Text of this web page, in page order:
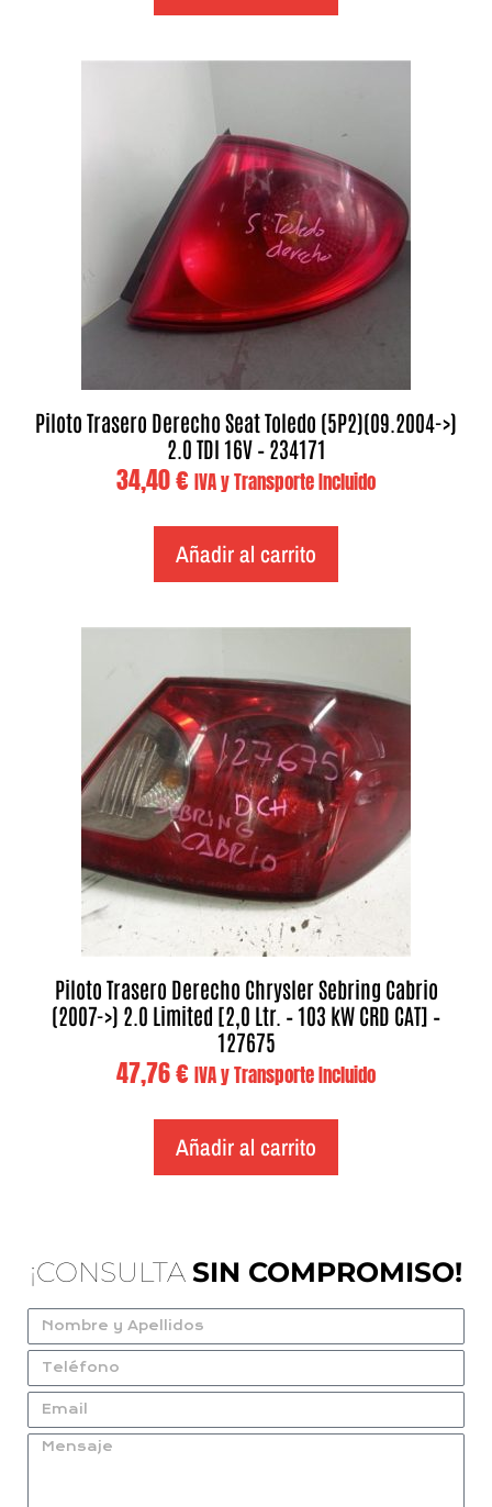
Piloto Trasero Derecho Seat Toledo (5P2)(09.2004->)
2.0 TDI 16V – 234171
34,40€ IVA y Transporte Incluido
Añadir al carrito
Piloto Trasero Derecho Chrysler Sebring Cabrio
(2007->) 2.0 Limited [2,0 Ltr. – 103 kW CRD CAT] –
127675
47,76€ IVA y Transporte Incluido
Añadir al carrito
¡CONSULTA SIN COMPROMISO!